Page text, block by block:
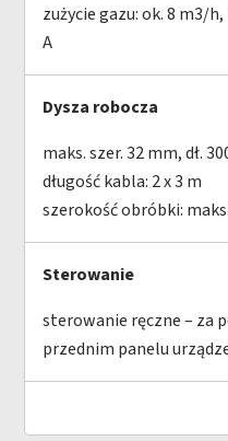
zużycie gazu: ok. 8 m3/
A
Dysza robocza
maks. szer. 32 mm, dł.
długość kabla: 2 x 3 m
szerokość obróbki:
Sterowanie
sterowanie ręczne – za
przednim panelu